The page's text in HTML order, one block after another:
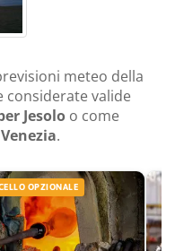
meteo della
considerate valide
Jesolo o come
.
OPZIONALE